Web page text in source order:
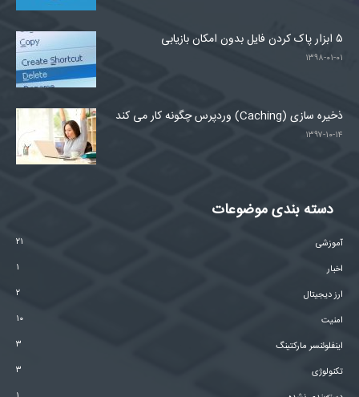
۵ ابزار پاک کردن فایل بدون امکان بازیابی
۱۳۹۸-۰۱-۰۱
ذخیره سازی (Caching) وردپرس چگونه کار می کند
۱۳۹۷-۱۰-۱۴
دسته بندی موضوعات
آموزشی
۲۱
اخبار
۱
ارز دیجیتال
۲
امنیت
۱۰
اینفلوئنسر مارکتینگ
۳
تکنولوژی
۳